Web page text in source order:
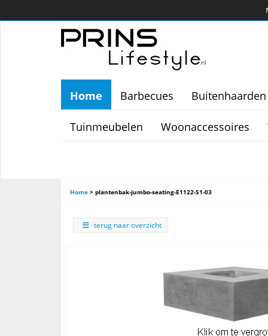
Home Barbecues Buitenhaarden
Tuinmeubelen Woonaccessoires
Home > plantenbak-jumbo-seating-E1122-S1-03
terug naar overzicht